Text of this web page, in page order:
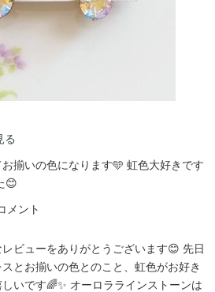
る
揃いの色になります🩵 虹色大好きです
😊
メント
ビューをありがとうございます😊 先日
とお揃いの色とのこと、虹色がお好き
いです🌈✨ オーロララインストーンは